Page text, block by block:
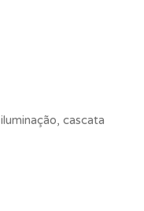
cascata